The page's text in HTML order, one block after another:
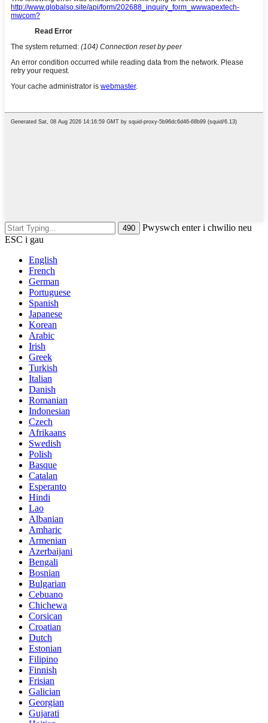
Pwyswch enter i chwilio neu
ESC i gau
English
French
German
Portuguese
Spanish
Japanese
Korean
Arabic
Irish
Greek
Turkish
Italian
Danish
Romanian
Indonesian
Czech
Afrikaans
Swedish
Polish
Basque
Catalan
Esperanto
Hindi
Lao
Albanian
Amharic
Armenian
Azerbaijani
Bengali
Bosnian
Bulgarian
Cebuano
Chichewa
Corsican
Croatian
Dutch
Estonian
Filipino
Finnish
Frisian
Galician
Georgian
Gujarati